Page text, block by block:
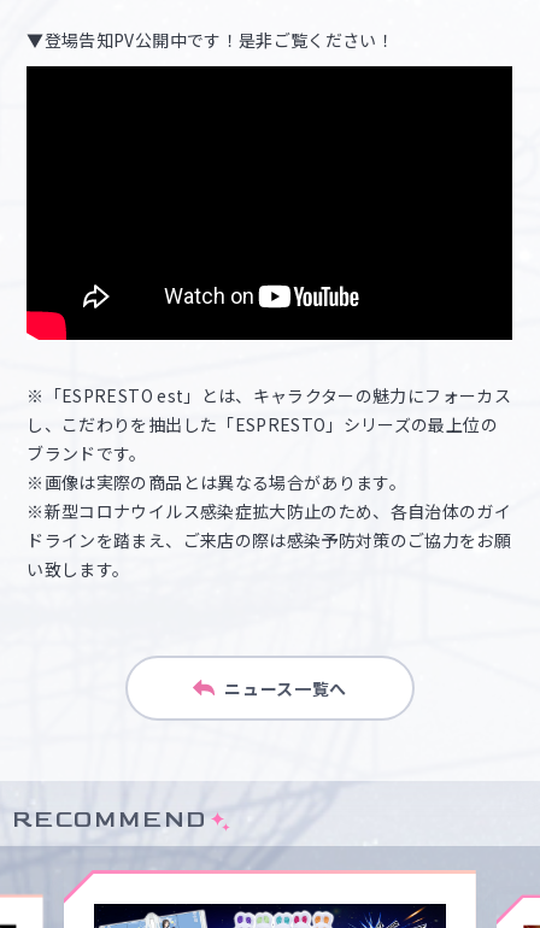
▼登場告知PV公開中です！是非ご覧ください！
※「ESPRESTO est」とは、キャラクターの魅力にフォーカス
し、こだわりを抽出した「ESPRESTO」シリーズの最上位の
ブランドです。
※画像は実際の商品とは異なる場合があります。
※新型コロナウイルス感染症拡大防止のため、各自治体のガイ
ドラインを踏まえ、ご来店の際は感染予防対策のご協力をお願
い致します。
ニュース一覧へ
RECOMMEND